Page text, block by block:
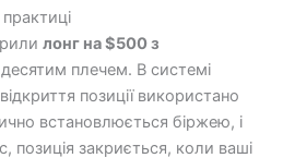
лонг на $500 з
десятим плечем. В системі
позиції використано
встановлюється біржею, і
позиція закриється, коли ваші